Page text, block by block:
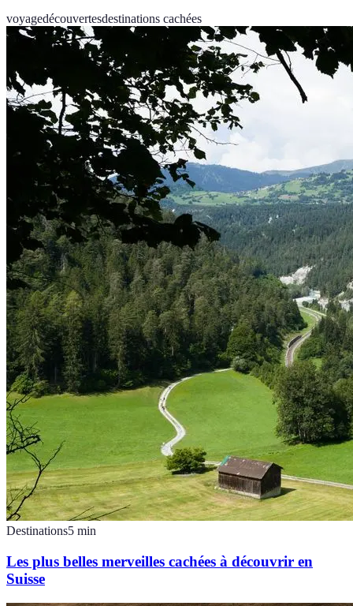
voyagedécouvertesdestinations cachées
Destinations5 min
Les plus belles merveilles cachées à découvrir en
Suisse